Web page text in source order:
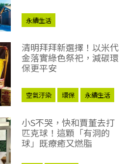
永續生活
清明拜拜新選擇！以米代
金落實綠色祭祀，減碳環
保更平安
空氣汙染 環保 永續生活
小S不哭，快和賈董去打
匹克球！這顆「有洞的
球」既療癒又燃脂